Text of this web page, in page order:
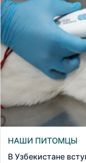
НАШИ ПИТОМЦЫ
В Узбекистане